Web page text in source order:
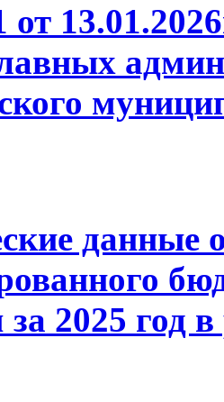
данные
2025 год